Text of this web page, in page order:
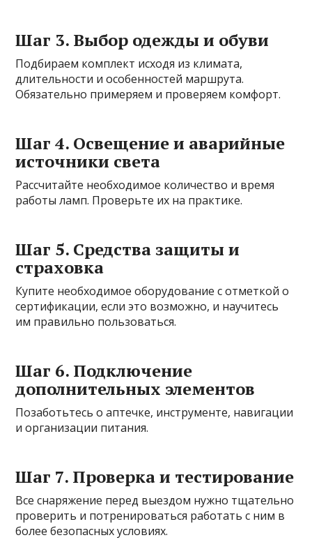
Шаг 3. Выбор одежды и обуви
Подбираем комплект исходя из климата,
длительности и особенностей маршрута.
Обязательно примеряем и проверяем комфорт.
Шаг 4. Освещение и аварийные
источники света
Рассчитайте необходимое количество и время
работы ламп. Проверьте их на практике.
Шаг 5. Средства защиты и
страховка
Купите необходимое оборудование с отметкой о
сертификации, если это возможно, и научитесь
им правильно пользоваться.
Шаг 6. Подключение
дополнительных элементов
Позаботьтесь о аптечке, инструменте, навигации
и организации питания.
Шаг 7. Проверка и тестирование
Все снаряжение перед выездом нужно тщательно
проверить и потренироваться работать с ним в
более безопасных условиях.